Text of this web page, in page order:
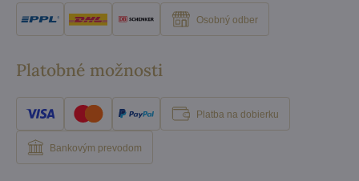
Osobný odber
Platobné možnosti
Platba na dobierku
Bankovým prevodom